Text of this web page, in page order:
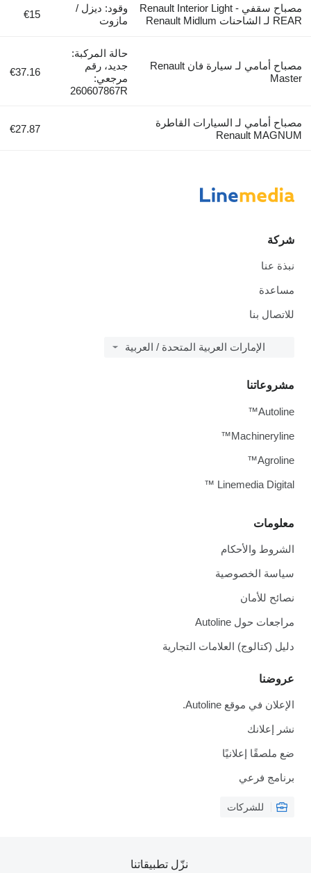
مصباح سقفي Renault Interior Light -
REAR لـ الشاحنات Renault Midlum
وقود: ديزل /
مازوت
€15
مصباح أمامي لـ سيارة فان Renault
Master
حالة المركبة:
جديد، رقم
مرجعي:
260607867R
€37.16
مصباح أمامي لـ السيارات القاطرة
Renault MAGNUM
€27.87
شركة
نبذة عنا
مساعدة
للاتصال بنا
الإمارات العربية المتحدة / العربية
معلومات
الشروط والأحكام
سياسة الخصوصية
نصائح للأمان
مراجعات حول Autoline
دليل (كتالوج) العلامات التجارية
عروضنا
الإعلان في موقع Autoline.
نشر إعلانك
ضع ملصقًا إعلانيًا
برنامج فرعي
للشركات
مشروعاتنا
Autoline™
Machineryline™
Agroline™
Linemedia Digital ™
نزّل تطبيقاتنا